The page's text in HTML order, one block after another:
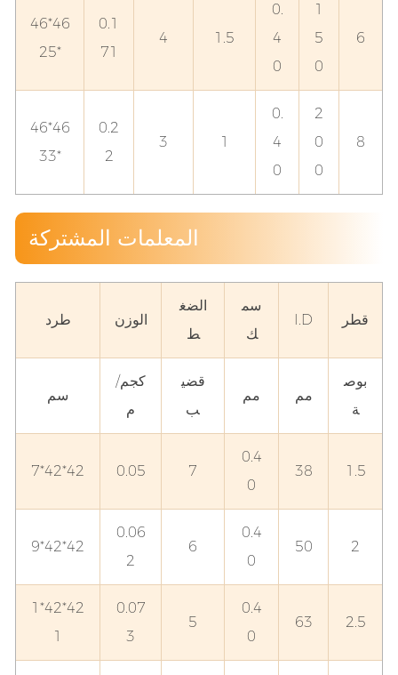
6
1
5
0
0.
4
0
1.5
4
0.1
71
46*46
*25
8
2
0
0
0.
4
0
1
3
0.2
2
46*46
*33
المعلمات المشتركة
قطر I.D
سم
ك
الضغ
ط
الوزن طرد
بوص
ة
مم مم
قضي
ب
كجم/
م
سم
1.5
38
0.4
0
7
0.05
42*42*7
2
50
0.4
0
6
0.06
2
42*42*9
2.5
63
0.4
0
5
0.07
3
42*42*1
1